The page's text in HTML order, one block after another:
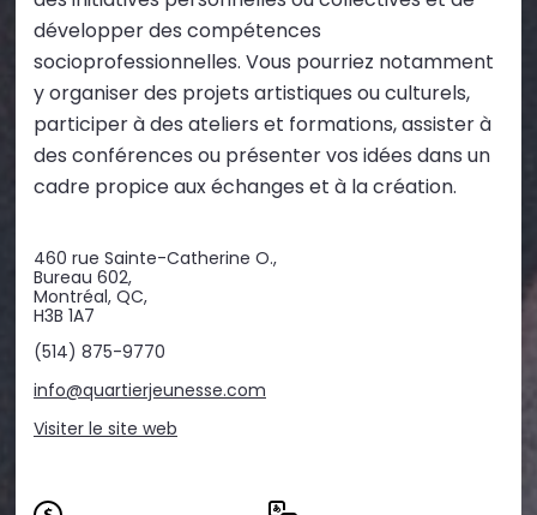
développer des compétences
socioprofessionnelles. Vous pourriez notamment
y organiser des projets artistiques ou culturels,
participer à des ateliers et formations, assister à
des conférences ou présenter vos idées dans un
cadre propice aux échanges et à la création.
460 rue Sainte-Catherine O.,
Bureau 602,
Montréal, QC,
H3B 1A7
(514) 875-9770
info@quartierjeunesse.com
Visiter le site web